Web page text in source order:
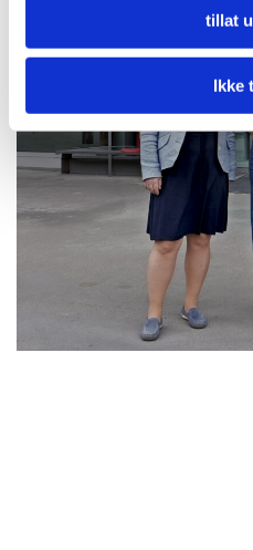
tillat
Ikke